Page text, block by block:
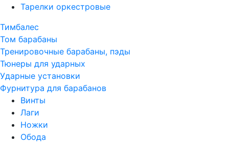
Тарелки оркестровые
Тимбалес
Том барабаны
Тренировочные барабаны, пэды
Тюнеры для ударных
Ударные установки
Фурнитура для барабанов
Винты
Лаги
Ножки
Обода